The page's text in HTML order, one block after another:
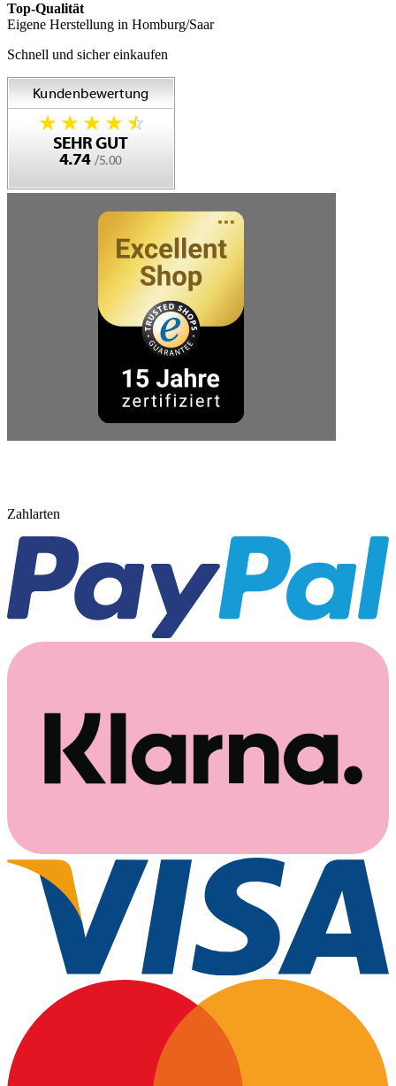
Top-Qualität
Eigene Herstellung in Homburg/Saar
Schnell und sicher einkaufen
Zahlarten